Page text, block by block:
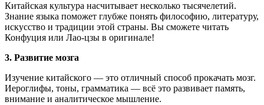
Китайская культура насчитывает несколько тысячелетий.
Знание языка поможет глубже понять философию, литературу,
искусство и традиции этой страны. Вы сможете читать
Конфуция или Лао-цзы в оригинале!
3. Развитие мозга
Изучение китайского — это отличный способ прокачать мозг.
Иероглифы, тоны, грамматика — всё это развивает память,
внимание и аналитическое мышление.